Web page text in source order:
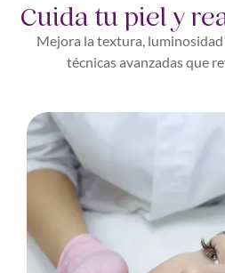
Cuida tu piel y
Mejora la textura, luminosidad
técnicas avanzadas que